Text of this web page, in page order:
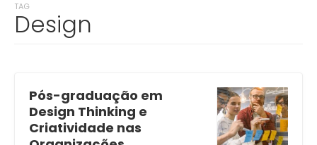
TAG
Design
Pós-graduação em
Design Thinking e
Criatividade nas